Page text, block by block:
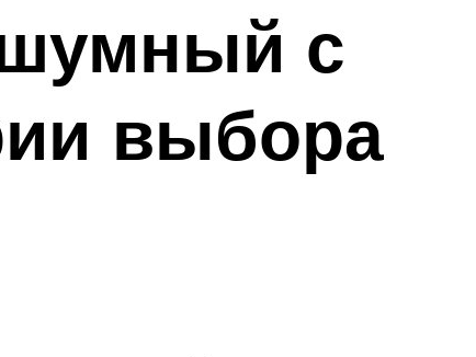
с
выбора